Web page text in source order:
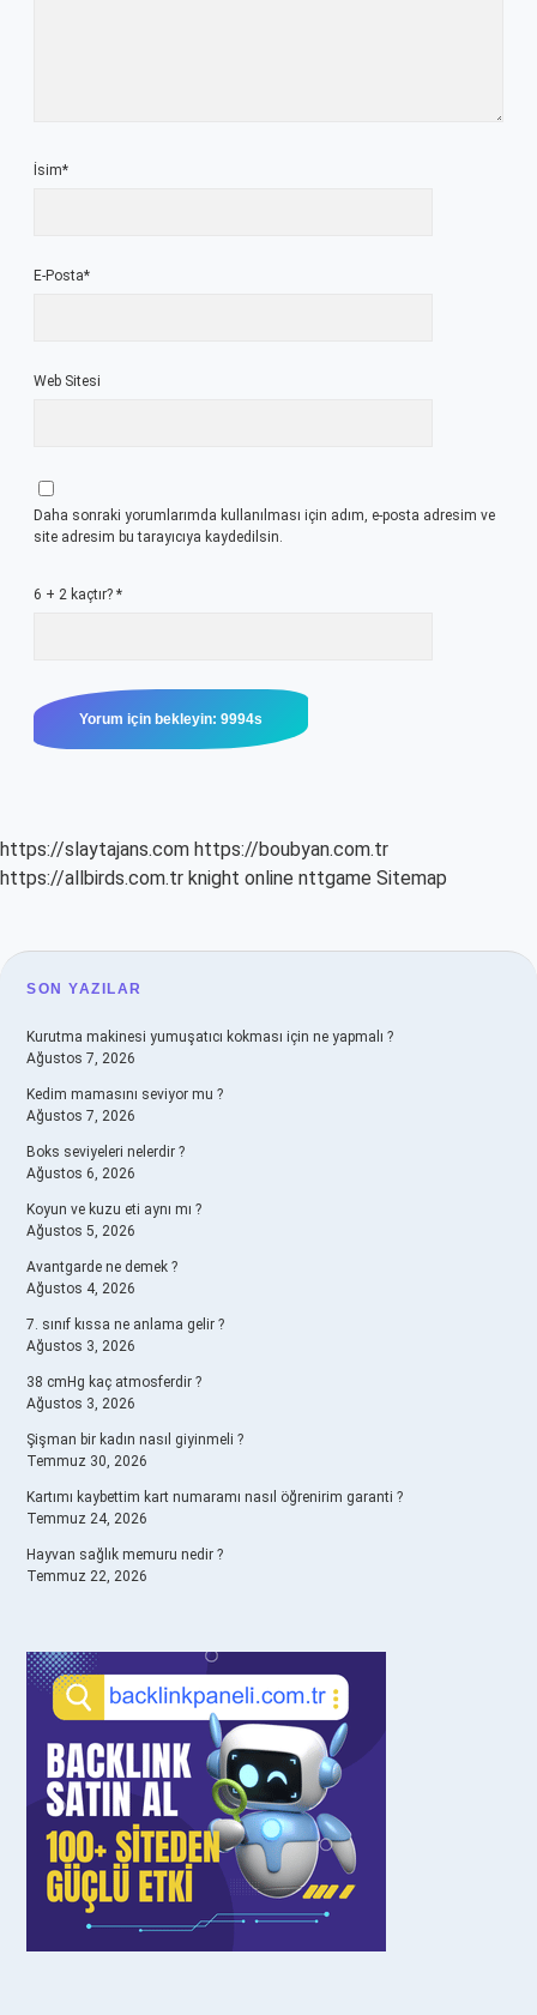
İsim*
E-Posta*
Web Sitesi
Daha sonraki yorumlarımda kullanılması için adım, e-posta adresim ve
site adresim bu tarayıcıya kaydedilsin.
6 + 2 kaçtır? *
https://slaytajans.com https://boubyan.com.tr
https://allbirds.com.tr knight online nttgame Sitemap
SIDEBAR
SON YAZILAR
Kurutma makinesi yumuşatıcı kokması için ne yapmalı ?
Ağustos 7, 2026
Kedim mamasını seviyor mu ?
Ağustos 7, 2026
Boks seviyeleri nelerdir ?
Ağustos 6, 2026
Koyun ve kuzu eti aynı mı ?
Ağustos 5, 2026
Avantgarde ne demek ?
Ağustos 4, 2026
7. sınıf kıssa ne anlama gelir ?
Ağustos 3, 2026
38 cmHg kaç atmosferdir ?
Ağustos 3, 2026
Şişman bir kadın nasıl giyinmeli ?
Temmuz 30, 2026
Kartımı kaybettim kart numaramı nasıl öğrenirim garanti ?
Temmuz 24, 2026
Hayvan sağlık memuru nedir ?
Temmuz 22, 2026